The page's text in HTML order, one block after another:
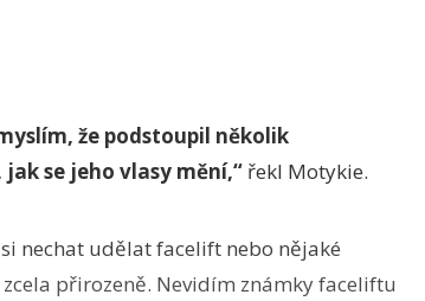
že podstoupil několik
se jeho vlasy mění,“ řekl Motykie.
nechat udělat facelift nebo nějaké
přirozeně. Nevidím známky faceliftu